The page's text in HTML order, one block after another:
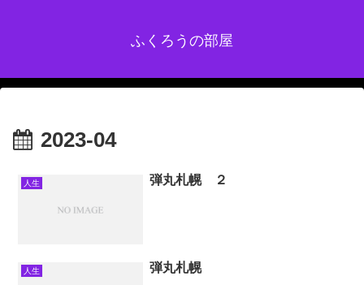
ふくろうの部屋
2023-04
人生 弾丸札幌 ２
人生 弾丸札幌